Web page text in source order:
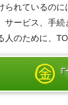
られているの
サービス、手
人のために、